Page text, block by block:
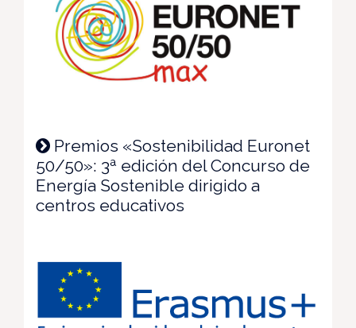
Premios «Sostenibilidad Euronet
50/50»: 3ª edición del Concurso de
Energía Sostenible dirigido a
centros educativos